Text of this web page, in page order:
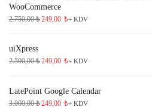
WooCommerce
2.750,00₺249,00 ₺+ KDV
uiXpress
2.500,00₺249,00 ₺+ KDV
LatePoint Google Calendar
3.000,00₺249,00 ₺+ KDV